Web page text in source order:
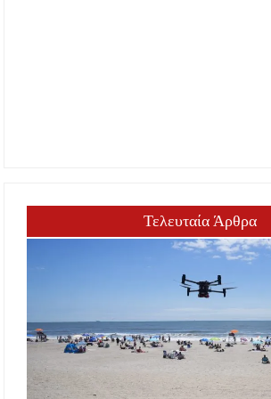
Τελευταία Άρθρα